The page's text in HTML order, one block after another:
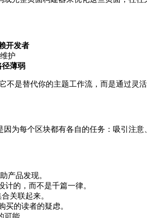
开发者
护
径薄弱
不是替代你的主题工作流，而是通过灵
为每个区块都有各自的任务：吸引注
产品发现。
的，而不是千篇一律。
关联起来。
买的读者的疑虑。
能。